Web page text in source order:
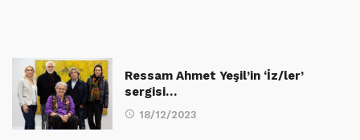
Ressam Ahmet Yeşil’in ‘İz/ler’
sergisi…
18/12/2023